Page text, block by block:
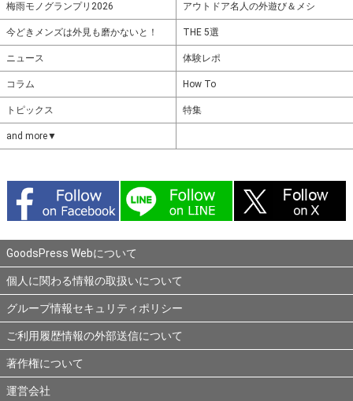
梅雨モノグランプリ2026 アウトドア名人の外遊び＆メシ
今どきメンズは外見も磨かないと！ THE 5選
ニュース 体験レポ
コラム How To
トピックス 特集
and more▼
GoodsPress Webについて
個人に関わる情報の取扱いについて
グループ情報セキュリティポリシー
ご利用履歴情報の外部送信について
著作権について
運営会社